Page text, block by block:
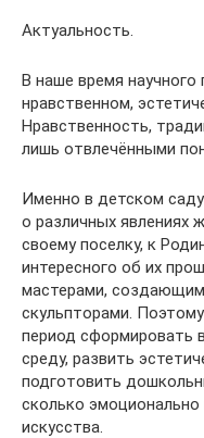
Актуальность.
В наше время
нравственном,
Нравственность,
лишь отвлечёнными
Именно в детском
о различных явлениях
своему поселку, к
интересного об их
мастерами,
скульпторами.
период сформировать
среду, развить
подготовить
сколько
искусства.